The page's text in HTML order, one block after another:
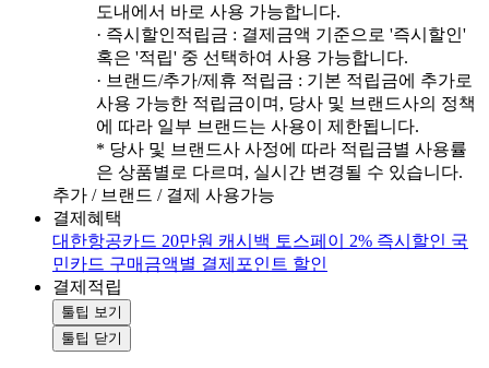
도내에서 바로 사용 가능합니다.
· 즉시할인적립금 : 결제금액 기준으로 '즉시할인'
혹은 '적립' 중 선택하여 사용 가능합니다.
· 브랜드/추가/제휴 적립금 : 기본 적립금에 추가로
사용 가능한 적립금이며, 당사 및 브랜드사의 정책
에 따라 일부 브랜드는 사용이 제한됩니다.
* 당사 및 브랜드사 사정에 따라 적립금별 사용률
은 상품별로 다르며, 실시간 변경될 수 있습니다.
추가 / 브랜드 / 결제 사용가능
결제혜택
대한항공카드 20만원 캐시백 토스페이 2% 즉시할인 국
민카드 구매금액별 결제포인트 할인
결제적립
툴팁 보기
툴팁 닫기